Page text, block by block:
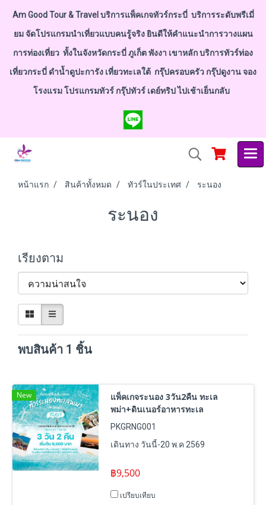
Am Good Tour & Travel บริการแพ็คเกจทัวร์กระบี่ บริการระดับพรีเมี่
ยม จัดโปรแกรมนำเที่ยวแบบคนรู้จริง ยินดีให้คำแนะนำการวางแผน
การท่องเที่ยว ทั้งในจังหวัดกระบี่ ภูเก็ต พังงา เขาหลัก บริการทัวร์ท่อง
เที่ยวกระบี่ ดำน้ำดูปะการัง เที่ยวทะเลใต้ กรุ๊ปครอบครัว กรุ๊ปดูงาน จอง
โรงแรม โปรแกรมทัวร์ กรุ๊ปทัวร์ เดย์ทริป ไปเช้าเย็นกลับ
หน้าแรก สินค้าทั้งหมด ทัวร์ในประเทศ ระนอง
ระนอง
เรียงตาม
พบสินค้า 1 ชิ้น
New
แพ็คเกจระนอง 3วัน2คืน ทะเล
พม่า+ดินเนอร์อาหารทะเล
PKGRNG001
เดินทาง วันนี้-20 พ.ค 2569
฿9,500
เปรียบเทียบ